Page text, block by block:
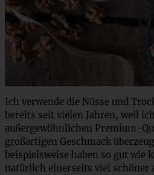
Ich verwende die Nüsse und
bereits seit vielen Jahren, weil
außergewöhnlichen Premium-
großartigen Geschmack
beispielsweise haben so gut wie
natürlich einerseits viel schöner